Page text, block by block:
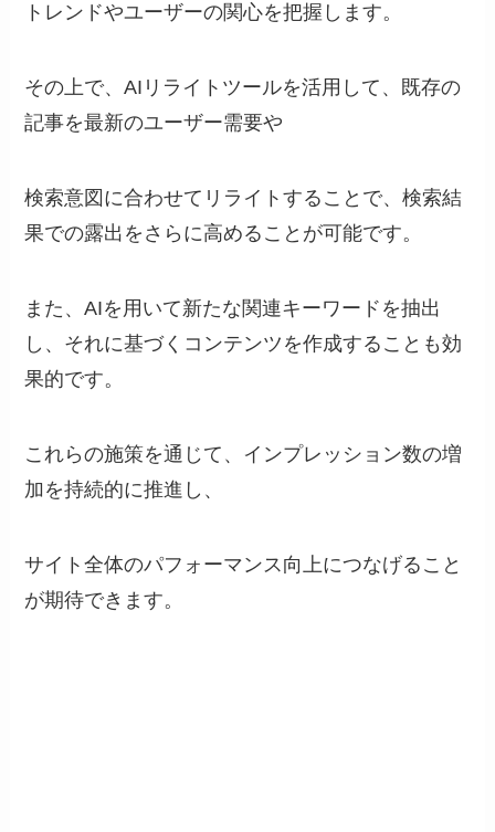
トレンドやユーザーの関心を把握します。
その上で、AIリライトツールを活用して、既存の
記事を最新のユーザー需要や
検索意図に合わせてリライトすることで、検索結
果での露出をさらに高めることが可能です。
また、AIを用いて新たな関連キーワードを抽出
し、それに基づくコンテンツを作成することも効
果的です。
これらの施策を通じて、インプレッション数の増
加を持続的に推進し、
サイト全体のパフォーマンス向上につなげること
が期待できます。